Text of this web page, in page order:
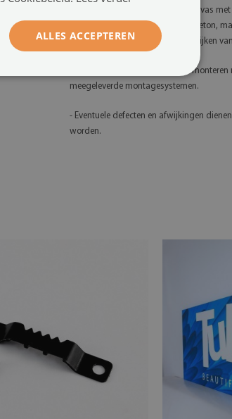
- Let op dat u een schilderij op canvas
bijvoorbeeld glitter, goud, zilver, beton,
bedrukt, waardoor ze kunnen afwijken
- Wij verzoeken u het product te
meegeleverde montagesystemen.
- Eventuele defecten en afwijkingen
worden.
ALLES ACCEPTEREN